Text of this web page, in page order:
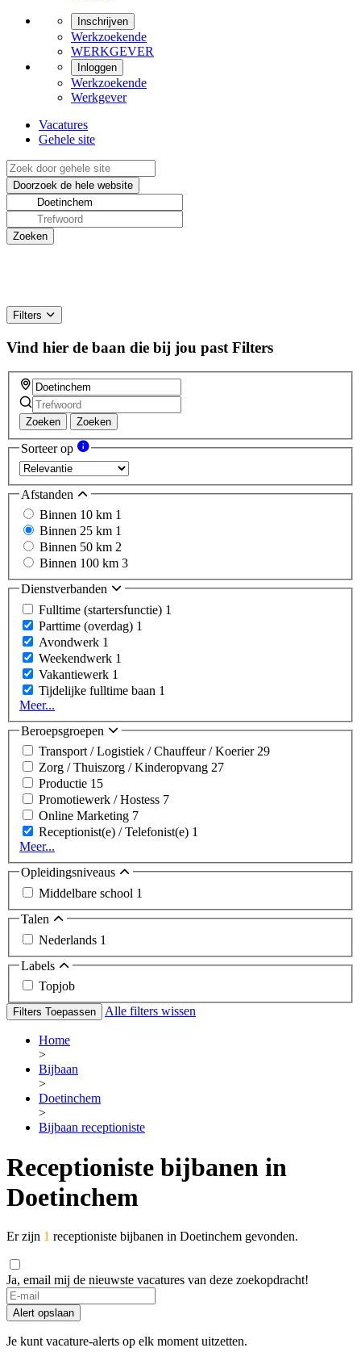
Inschrijven
Werkzoekende
WERKGEVER
Inloggen
Werkzoekende
Werkgever
Vacatures
Gehele site
Filters
Vind hier de baan die bij jou past Filters
Zoeken Zoeken
Sorteer op
Afstanden
Binnen 10 km 1
Binnen 25 km 1
Binnen 50 km 2
Binnen 100 km 3
Dienstverbanden
Fulltime (startersfunctie) 1
Parttime (overdag) 1
Avondwerk 1
Weekendwerk 1
Vakantiewerk 1
Tijdelijke fulltime baan 1
Meer...
Beroepsgroepen
Transport / Logistiek / Chauffeur / Koerier29
Zorg / Thuiszorg / Kinderopvang 27
Productie 15
Promotiewerk / Hostess 7
Online Marketing 7
Receptionist(e) / Telefonist(e) 1
Meer...
Opleidingsniveaus
Middelbare school 1
Talen
Nederlands 1
Labels
Topjob
Filters Toepassen Alle filters wissen
Home
>
Bijbaan
>
Doetinchem
>
Bijbaan receptioniste
Receptioniste bijbanen in
Doetinchem
Er zijn 1 receptioniste bijbanen in Doetinchem gevonden.
Ja, email mij de nieuwste vacatures van deze zoekopdracht!
Alert opslaan
Je kunt vacature-alerts op elk moment uitzetten.